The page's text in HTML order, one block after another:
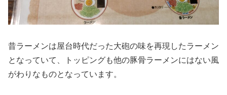
昔ラーメンは屋台時代だった大砲の味を再現したラーメン
となっていて、トッピングも他の豚骨ラーメンにはない風
がわりなものとなっています。